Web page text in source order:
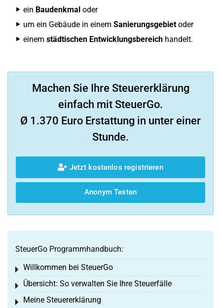
ein Baudenkmal oder
um ein Gebäude in einem Sanierungsgebietoder
einem städtischen Entwicklungsbereich handelt.
Machen Sie Ihre Steuererklärung
einfach mit SteuerGo.
Ø 1.370 Euro Erstattung in unter einer
Stunde.
Jetzt kostenlos registrieren
Anonym Testen
SteuerGo Programmhandbuch:
Willkommen bei SteuerGo
Toggle menu
Übersicht: So verwalten Sie Ihre Steuerfälle
Toggle menu
Meine Steuererklärung
Toggle menu